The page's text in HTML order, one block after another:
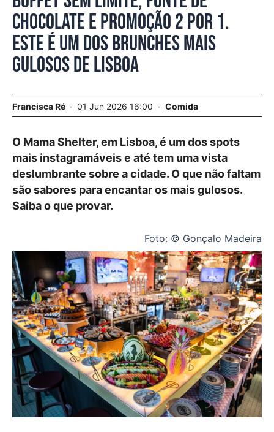
chocolate e promoção 2 por 1.
Este é um dos brunches mais
gulosos de Lisboa
Francisca Ré 01 Jun 2026 16:00 Comida
O Mama Shelter, em Lisboa, é um dos spots
mais instagramáveis e até tem uma vista
deslumbrante sobre a cidade. O que não faltam
são sabores para encantar os mais gulosos.
Saiba o que provar.
Foto: © Gonçalo Madeira